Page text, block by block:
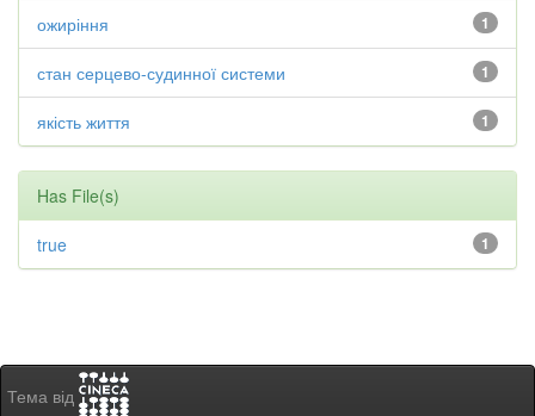
1
ожиріння
1
стан серцево-судинної системи
1
якість життя
Has File(s)
1
true
Тема від